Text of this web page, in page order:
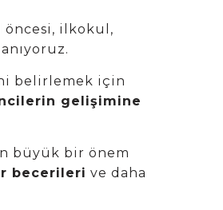
ilkokul,
belirlemek için
gelişimine
büyük bir önem
becerileri ve daha